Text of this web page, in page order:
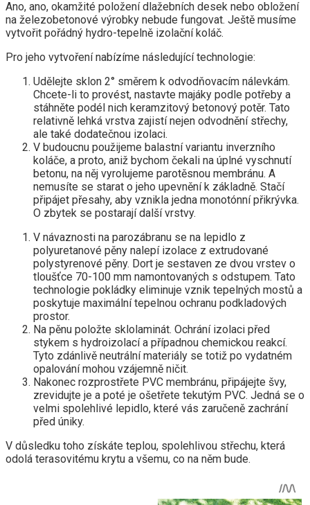
Ano, ano, okamžité položení dlažebních desek nebo obložení
na železobetonové výrobky nebude fungovat. Ještě musíme
vytvořit pořádný hydro-tepelně izolační koláč.
Pro jeho vytvoření nabízíme následující technologie:
Udělejte sklon 2° směrem k odvodňovacím nálevkám.
Chcete-li to provést, nastavte majáky podle potřeby a
stáhněte podél nich keramzitový betonový potěr. Tato
relativně lehká vrstva zajistí nejen odvodnění střechy,
ale také dodatečnou izolaci.
V budoucnu použijeme balastní variantu inverzního
koláče, a proto, aniž bychom čekali na úplné vyschnutí
betonu, na něj vyrolujeme parotěsnou membránu. A
nemusíte se starat o jeho upevnění k základně. Stačí
připájet přesahy, aby vznikla jedna monotónní přikrývka.
O zbytek se postarají další vrstvy.
V návaznosti na parozábranu se na lepidlo z
polyuretanové pěny nalepí izolace z extrudované
polystyrenové pěny. Dort je sestaven ze dvou vrstev o
tloušťce 70-100 mm namontovaných s odstupem. Tato
technologie pokládky eliminuje vznik tepelných mostů a
poskytuje maximální tepelnou ochranu podkladových
prostor.
Na pěnu položte sklolaminát. Ochrání izolaci před
stykem s hydroizolací a případnou chemickou reakcí.
Tyto zdánlivě neutrální materiály se totiž po vydatném
opalování mohou vzájemně ničit.
Nakonec rozprostřete PVC membránu, připájejte švy,
zrevidujte je a poté je ošetřete tekutým PVC. Jedná se o
velmi spolehlivé lepidlo, které vás zaručeně zachrání
před úniky.
V důsledku toho získáte teplou, spolehlivou střechu, která
odolá terasovitému krytu a všemu, co na něm bude.